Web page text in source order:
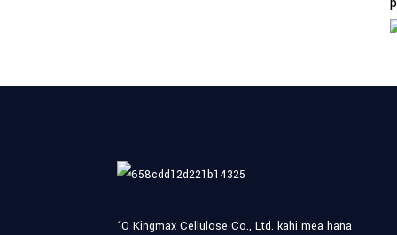
ʻO Kingmax Cellulose Co., Ltd. kahi mea hana